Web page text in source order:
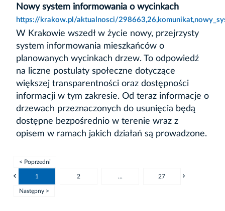
Nowy system informowania o wycinkach
https://krakow.pl/aktualnosci/
W Krakowie wszedł w życie nowy, przejrzysty
system informowania mieszkańców o
planowanych wycinkach drzew. To odpowiedź
na liczne postulaty społeczne dotyczące
większej transparentności oraz dostępności
informacji w tym zakresie. Od teraz informacje o
drzewach przeznaczonych do usunięcia będą
dostępne bezpośrednio w terenie wraz z
opisem w ramach jakich działań są prowadzone.
< Poprzedni
1 2 ... 27
Następny >